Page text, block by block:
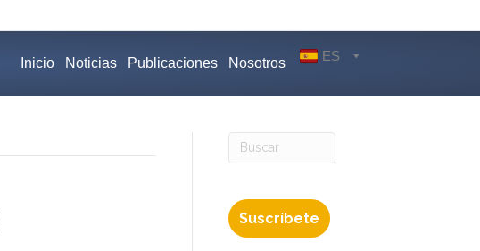
Inicio Noticias Publicaciones Nosotros ES
Suscríbete